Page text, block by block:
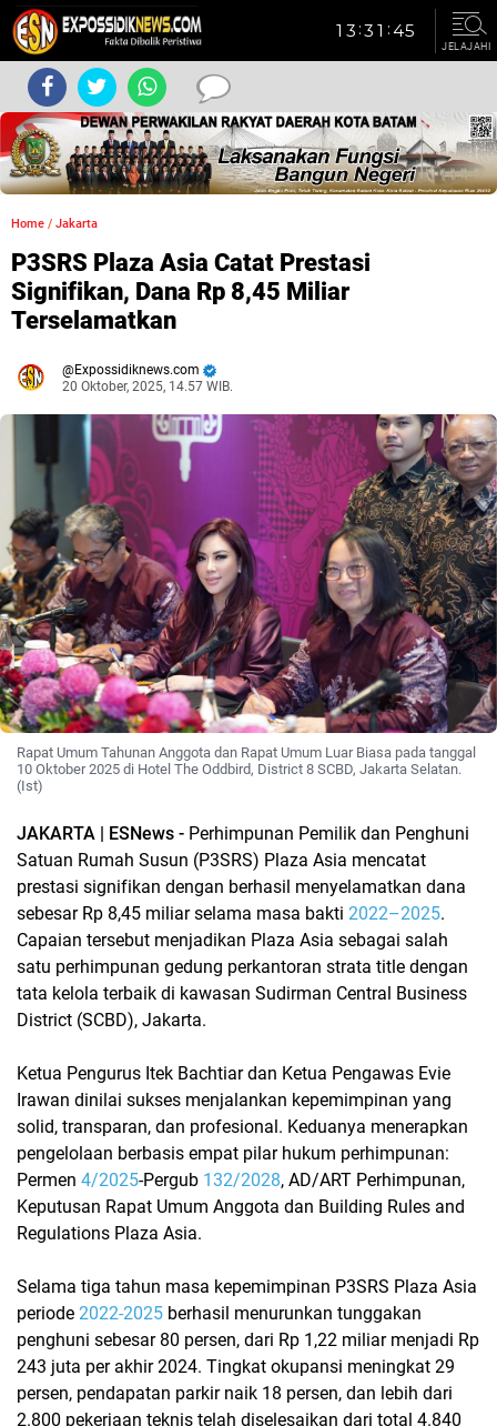
JELAJAHI
Home / Jakarta
P3SRS Plaza Asia Catat Prestasi
Signifikan, Dana Rp 8,45 Miliar
Terselamatkan
Expossidiknews.com
20 Oktober, 2025, 14.57 WIB.
Rapat Umum Tahunan Anggota dan Rapat Umum Luar Biasa pada tanggal
10 Oktober 2025 di Hotel The Oddbird, District 8 SCBD, Jakarta Selatan.
(Ist)
JAKARTA | ESNews - Perhimpunan Pemilik dan Penghuni
Satuan Rumah Susun (P3SRS) Plaza Asia mencatat
prestasi signifikan dengan berhasil menyelamatkan dana
sebesar Rp 8,45 miliar selama masa bakti 2022–2025.
Capaian tersebut menjadikan Plaza Asia sebagai salah
satu perhimpunan gedung perkantoran strata title dengan
tata kelola terbaik di kawasan Sudirman Central Business
District (SCBD), Jakarta.
Ketua Pengurus Itek Bachtiar dan Ketua Pengawas Evie
Irawan dinilai sukses menjalankan kepemimpinan yang
solid, transparan, dan profesional. Keduanya menerapkan
pengelolaan berbasis empat pilar hukum perhimpunan:
Permen 4/2025-Pergub 132/2028, AD/ART Perhimpunan,
Keputusan Rapat Umum Anggota dan Building Rules and
Regulations Plaza Asia.
Selama tiga tahun masa kepemimpinan P3SRS Plaza Asia
periode 2022-2025 berhasil menurunkan tunggakan
penghuni sebesar 80 persen, dari Rp 1,22 miliar menjadi Rp
243 juta per akhir 2024. Tingkat okupansi meningkat 29
persen, pendapatan parkir naik 18 persen, dan lebih dari
2.800 pekerjaan teknis telah diselesaikan dari total 4.840